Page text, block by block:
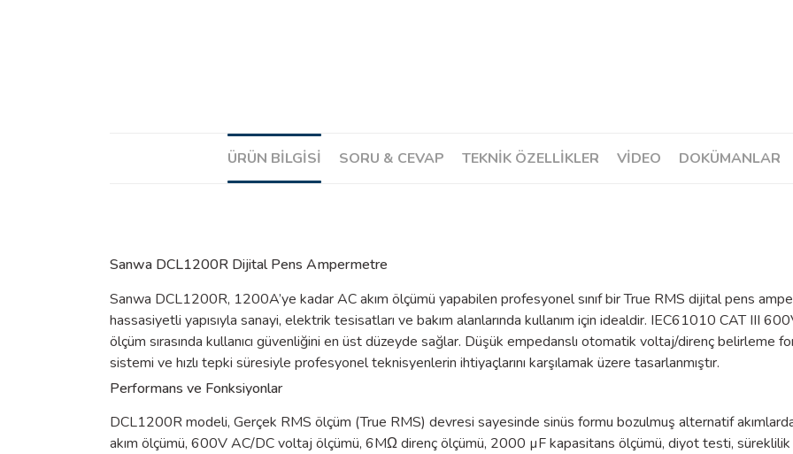
ÜRÜN BILGISI SORU & CEVAP TEKNİK ÖZELLİKLER VIDEO DOKÜMANLAR
Sanwa DCL1200R Dijital Pens Ampermetre
Sanwa DCL1200R, 1200A’ye kadar AC akım ölçümü yapabilen profesyonel sınıf bir True RMS dijital pens
hassasiyetli yapısıyla sanayi, elektrik tesisatları ve bakım alanlarında kullanım için idealdir. IEC61010 CAT III
ölçüm sırasında kullanıcı güvenliğini en üst düzeyde sağlar. Düşük empedanslı otomatik voltaj/direnç belirleme
sistemi ve hızlı tepki süresiyle profesyonel teknisyenlerin ihtiyaçlarını karşılamak üzere tasarlanmıştır.
Performans ve Fonksiyonlar
DCL1200R modeli, Gerçek RMS ölçüm (True RMS) devresi sayesinde sinüs formu bozulmuş alternatif
akım ölçümü, 600V AC/DC voltaj ölçümü, 6MΩ direnç ölçümü, 2000 µF kapasitans ölçümü, diyot testi,